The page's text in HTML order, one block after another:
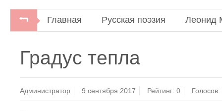
Главная Русская поэзия Леонид
Градус тепла
Администратор 9 сентября 2017 Рейтинг:0 Голосов: